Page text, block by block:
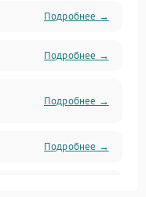
Подробнее →
Подробнее →
Подробнее →
Подробнее →